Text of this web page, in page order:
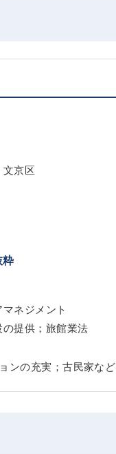
京区
ネジメント
の提供；旅館業法
ンの充実；古民家など